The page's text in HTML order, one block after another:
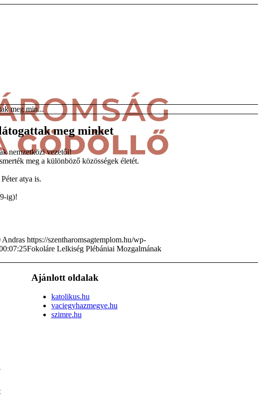
meg min...
meg minket
nemzetközi vezetői!
meg a különböző közösségek életét.
atya is.
ig)!
Andras https://szentharomsagtemplom.hu/wp-
Fokoláre Lelkiség Plébániai Mozgalmának
Ajánlott oldalak
katolikus.hu
vaciegyhazmegye.hu
szimre.hu